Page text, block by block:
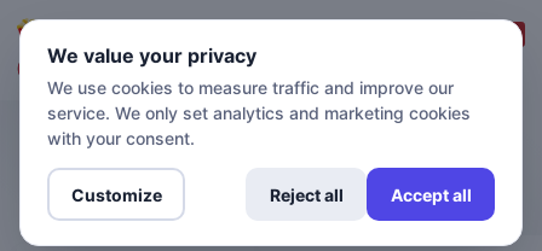
SelectTV
We value your privacy
We use cookies to measure traffic and improve our
service. We only set analytics and marketing cookies
with your consent.
Customize Reject all Accept all